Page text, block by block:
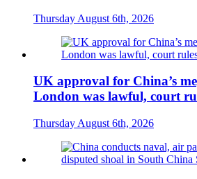
Thursday August 6th, 2026
UK approval for China’s
London was lawful, court
Thursday August 6th, 2026